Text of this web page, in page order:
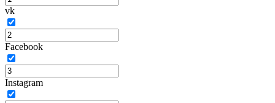
vk
Facebook
Instagram